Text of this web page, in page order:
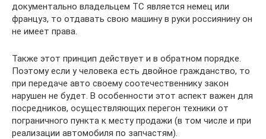
документально владельцем ТС является немец или
француз, то отдавать свою машину в руки россиянину он
не имеет права.
Также этот принцип действует и в обратном порядке.
Поэтому если у человека есть двойное гражданство, то
при передаче авто своему соотечественнику закон
нарушен не будет. В особенности этот аспект важен для
посредников, осуществляющих перегон техники от
пограничного пункта к месту продажи (в том числе и при
реализации автомобиля по запчастям).